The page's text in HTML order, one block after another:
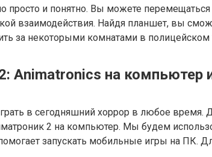
просто и понятно. Вы можете перемещаться
взаимодействия. Найдя планшет, вы
за некоторыми комнатами в полицейском
Animatronics на компьютер
в сегодняшний хоррор в любое время.
2 на компьютер. Мы будем
запускать мобильные игры на ПК.